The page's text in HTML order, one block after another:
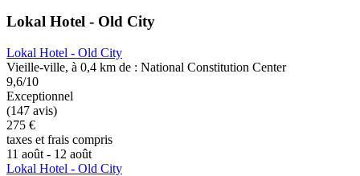
Lokal Hotel - Old City
Lokal Hotel - Old City
Vieille-ville, à 0,4 km de : National Constitution Center
9,6/10
Exceptionnel
(147 avis)
275 €
taxes et frais compris
11 août - 12 août
Lokal Hotel - Old City